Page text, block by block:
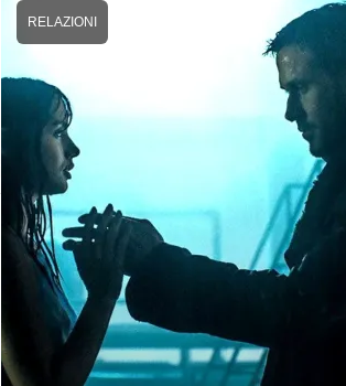
RELAZIONI